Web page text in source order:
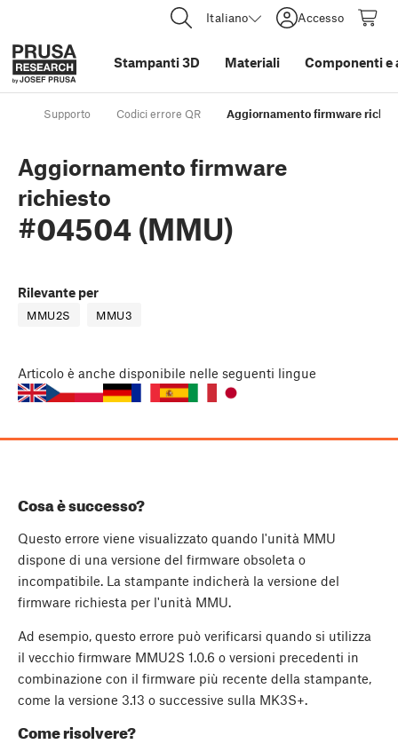
Italiano Accesso
Stampanti 3D Materiali Componenti e
Supporto Codici errore QR Aggiornamento firmware
Aggiornamento firmware
richiesto
#04504 (MMU)
Rilevante per
MMU2S MMU3
Articolo è anche disponibile nelle seguenti lingue
Cosa è successo?
Questo errore viene visualizzato quando l'unità MMU
dispone di una versione del firmware obsoleta o
incompatibile. La stampante indicherà la versione del
firmware richiesta per l'unità MMU.
Ad esempio, questo errore può verificarsi quando si utilizza
il vecchio firmware MMU2S 1.0.6 o versioni precedenti in
combinazione con il firmware più recente della stampante,
come la versione 3.13 o successive sulla MK3S+.
Come risolvere?